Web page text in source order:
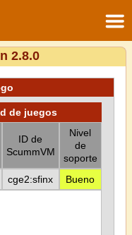
2.8.0
de juegos
ID de
ScummVM
Nivel
de
soporte
cge2:sfinx Bueno